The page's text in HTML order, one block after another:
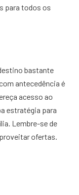
para todos os
bastante
antecedência é
acesso ao
estratégia para
Lembre-se de
ofertas.